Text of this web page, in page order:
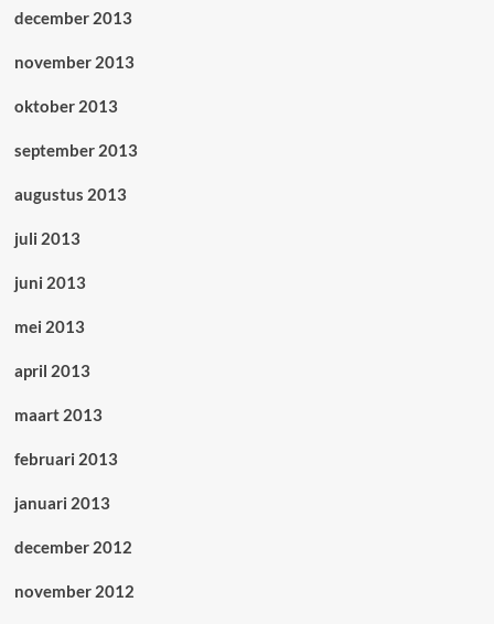
december 2013
november 2013
oktober 2013
september 2013
augustus 2013
juli 2013
juni 2013
mei 2013
april 2013
maart 2013
februari 2013
januari 2013
december 2012
november 2012